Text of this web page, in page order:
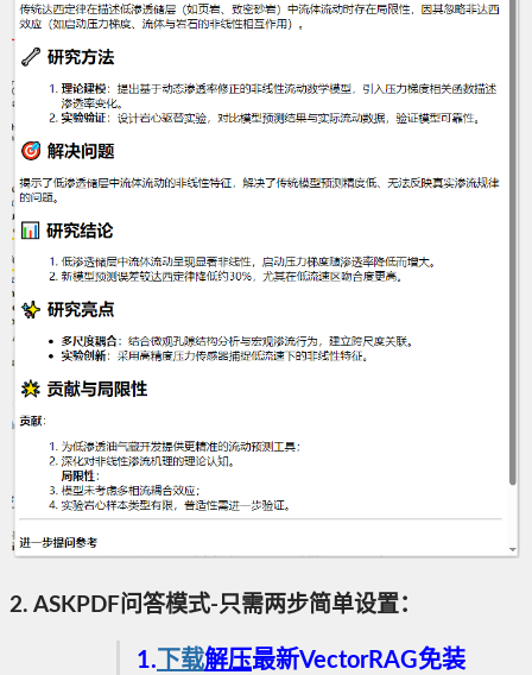
2. ASKPDF问答模式-只需两步简单设置：
1. 下载解压最新VectorRAG免装